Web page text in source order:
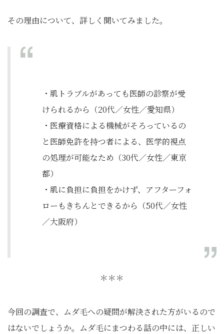
その理由について、詳しく聞いてみました。
・肌トラブルがあっても医師の診察が受
けられるから（20代／女性／愛知県）
・医療資格による機械がそろっているの
と医師免許を持つ者による、医学的視点
の処理が可能なため（30代／女性／東京
都）
・肌に負担に負担をかけず、アフターフォ
ローもきちんとできるから（50代／女性
／大阪府）
＊＊＊
今回の調査で、ムダ毛への疑問が解決された方がいるので
はないでしょうか。ムダ毛にまつわる話の中には、正しい